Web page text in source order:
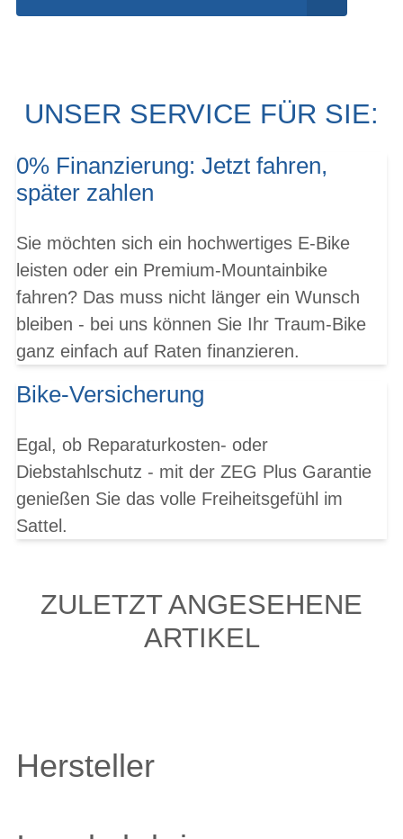
UNSER SERVICE FÜR SIE:
0% Finanzierung: Jetzt fahren,
später zahlen
Sie möchten sich ein hochwertiges E-Bike
leisten oder ein Premium-Mountainbike
fahren? Das muss nicht länger ein Wunsch
bleiben - bei uns können Sie Ihr Traum-Bike
ganz einfach auf Raten finanzieren.
Bike-Versicherung
Egal, ob Reparaturkosten- oder
Diebstahlschutz - mit der ZEG Plus Garantie
genießen Sie das volle Freiheitsgefühl im
Sattel.
ZULETZT ANGESEHENE
ARTIKEL
Hersteller